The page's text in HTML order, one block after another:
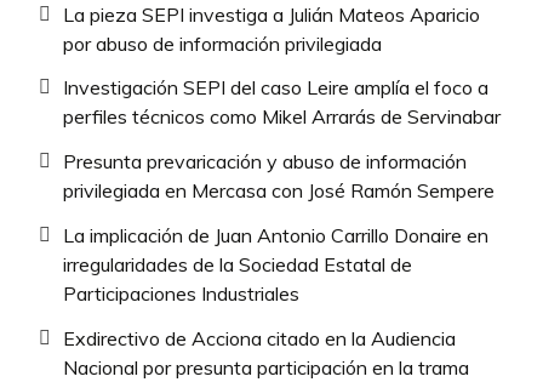
La pieza SEPI investiga a Julián Mateos Aparicio
por abuso de información privilegiada
Investigación SEPI del caso Leire amplía el foco a
perfiles técnicos como Mikel Arrarás de Servinabar
Presunta prevaricación y abuso de información
privilegiada en Mercasa con José Ramón Sempere
La implicación de Juan Antonio Carrillo Donaire en
irregularidades de la Sociedad Estatal de
Participaciones Industriales
Exdirectivo de Acciona citado en la Audiencia
Nacional por presunta participación en la trama